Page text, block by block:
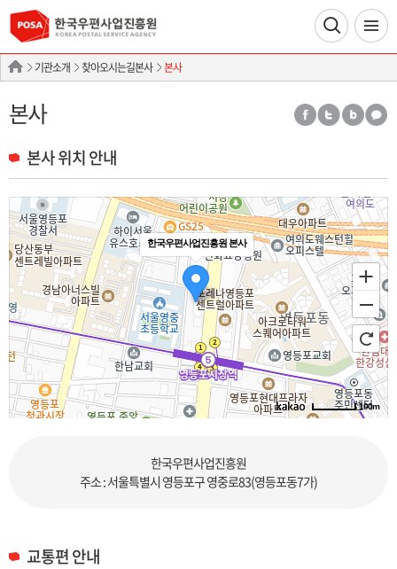
기관소개 찾아오시는길본사 본사
본사
본사 위치 안내
한국우편사업진흥원 본사
100m
한국우편사업진흥원
주소 : 서울특별시 영등포구 영중로83(영등포동7가)
교통편 안내